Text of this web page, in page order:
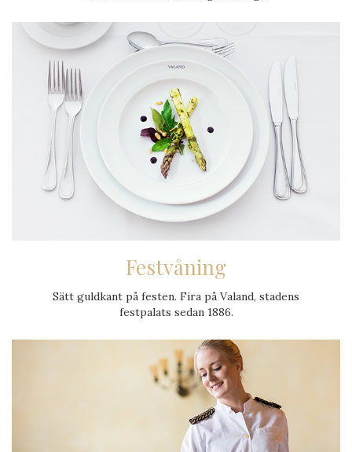
Festvåning
Sätt guldkant på festen. Fira på Valand, stadens
festpalats sedan 1886.